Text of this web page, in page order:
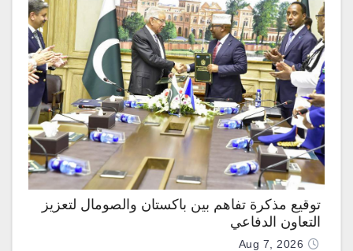
توقيع مذكرة تفاهم بين باكستان والصومال لتعزيز
التعاون الدفاعي
Aug 7, 2026